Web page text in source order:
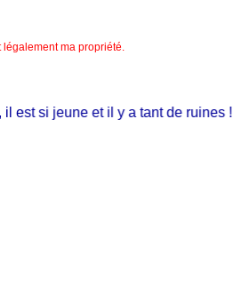
légalement ma propriété.
est si jeune et il y a tant de ruines !